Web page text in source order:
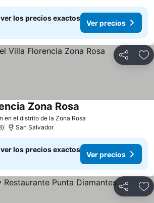
los precios exactos
Ver precios
Compartir
en el distrito de la Zona Rosa
Zona Rosa
San Salvador
los precios exactos
Ver precios
Compartir